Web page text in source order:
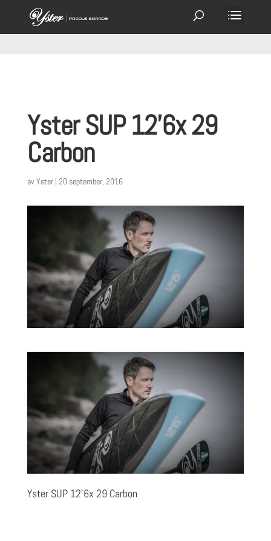
Yster SUP 12’6x 29
Carbon
avYster| 20 september, 2016
Yster SUP 12’6x 29 Carbon